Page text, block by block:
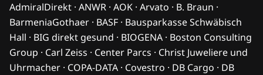
AdmiralDirekt · ANWR · AOK · Arvato · B. Braun ·
BarmeniaGothaer · BASF · Bausparkasse Schwäbisch
Hall · BIG direkt gesund · BIOGENA · Boston Consulting
Group · Carl Zeiss · Center Parcs · Christ Juweliere und
Uhrmacher · COPA-DATA · Covestro · DB Cargo · DB